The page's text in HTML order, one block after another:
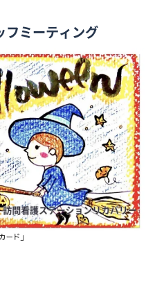
フミーティング